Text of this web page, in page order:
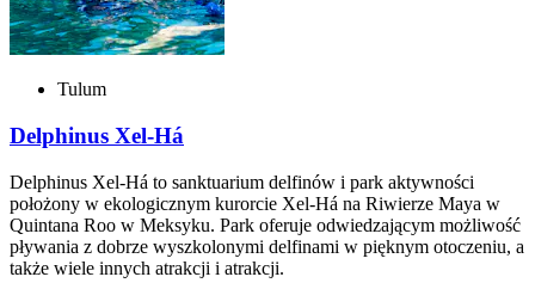
Tulum
Delphinus Xel-Há
Delphinus Xel-Há to sanktuarium delfinów i park aktywności
położony w ekologicznym kurorcie Xel-Há na Riwierze Maya w
Quintana Roo w Meksyku. Park oferuje odwiedzającym możliwość
pływania z dobrze wyszkolonymi delfinami w pięknym otoczeniu, a
także wiele innych atrakcji i atrakcji.